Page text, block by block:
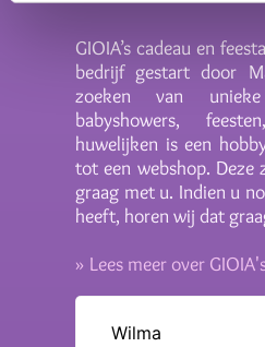
GIOIA’s cadeau en
bedrijf gestart door
zoeken van
babyshowers,
huwelijken is een
tot een webshop. Deze
graag met u. Indien u
heeft, horen wij dat
» Lees meer over